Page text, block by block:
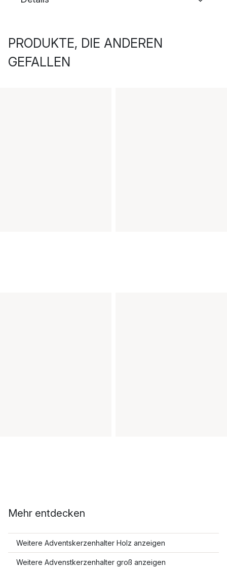
PRODUKTE, DIE ANDEREN
GEFALLEN
Mehr entdecken
Weitere Adventskerzenhalter Holz anzeigen
Weitere Advenstkerzenhalter groß anzeigen